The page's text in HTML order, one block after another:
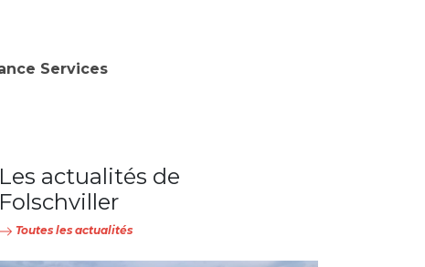
Services
Les actualités de
Folschviller
Toutes les actualités